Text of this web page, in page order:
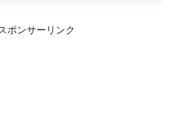
ポンサーリンク